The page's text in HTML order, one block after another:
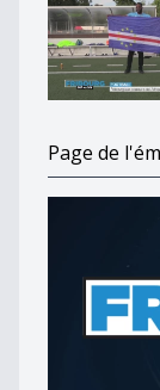
Page de